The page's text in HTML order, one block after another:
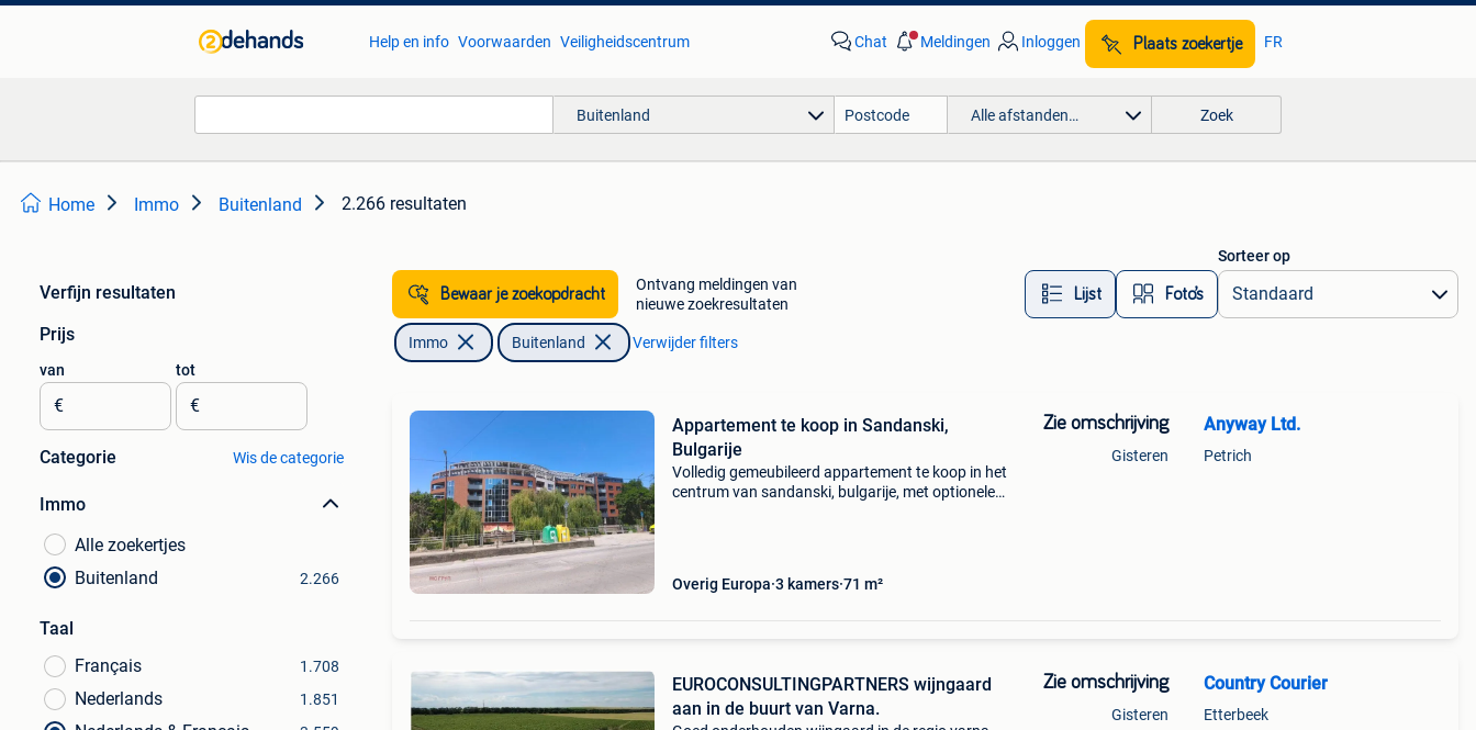
Help en info Voorwaarden Veiligheidscentrum Chat Meldingen Inloggen Plaats zoekertje FR
Buitenland Alle afstanden… Zoek
Home Immo Buitenland 2.266 resultaten
Verfijn resultaten
Prijs
van
€
tot
€
Categorie Wis de categorie
Immo
Alle zoekertjes
Buitenland
2.266
Taal
Français
1.708
Nederlands 1.851
Bewaar je zoekopdracht
Ontvang meldingen van
nieuwe zoekresultaten
Lijst Foto’s
Sorteer op
Immo Buitenland Verwijder filters
Appartement te koop in Sandanski,
Bulgarije
Volledig gemeubileerd appartement te koop in het
centrum van sandanski, bulgarije, met optionele
Overig Europa 3 kamers 71 m²
Zie omschrijving
Gisteren
Anyway Ltd.
Petrich
EUROCONSULTINGPARTNERS wijngaard
aan in de buurt van Varna.
Zie omschrijving
Gisteren
Country Courier
Etterbeek